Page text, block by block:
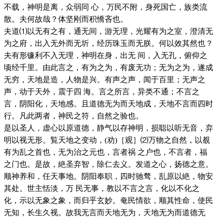
不载，神明是离，众弱同 心，万民不附，身死国亡，族类流
散。夫何故哉？体坚刚而积憍吝也。
夫道⑴以无有之有，通无间，游无理，光耀有为之室，澄清无
为之府，出入无外而无圻，经历珠玉而无朕。何以效其然也？
夫有形镰利不入无理，神明在身，出无 间，入无孔，俯仰之
顷经千里。由此言之，有为之为，有废无功；无为之为，遂成
无穷，天地是造，人物是兴。有声之声，闻于百里；无声之
声，动于天外，震于四 海。言之所言，异类不通；不言之
言，阴阳化，天地感。且道德无为而天地成，天地不言而四时
行。凡此两者，神民之符，自然之验也。
是以圣人，虚心以原道德，静气以存神明，损聪以听无音，弃
明以视无形。覧天地之变动，(劝)［观］⑵万物之自然，以覩
有为乱之首也，无为治之元也，言者祸 之户也，不言者，福
之门也。是故，絶圣弃智，除仁去义。发道之心，扬德之意。
顺神养和，任天事地。阴阳奉职，四时驰骛，乱原以絶，物安
其处。世主恬淡，万 民无事，教以不言之言，化以不化之
化，示以无象之象，而归乎玄妙。奄民情欲，顺其性命，使民
无知，长生久视。故我无言而天地无为，天地无为而道德无